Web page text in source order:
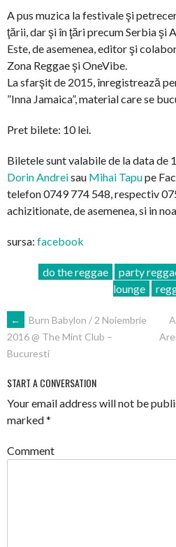
A pus muzica la festivale şi
ţării, dar şi în ţări precum Serbia şi
Este, de asemenea, editor şi
Zona Reggae şi OneVibe.
La sfarşit de 2015, înregistrează
”Inna Jamaica”, material care se
Pret bilete: 10 lei.
Biletele sunt valabile de la data de
Dorin Andreisau Mihai Tapupe
telefon 0749 774 548, respectiv
achizitionate, de asemenea, si in
sursa: facebook
do the reggae party
lounge
POST
NAVIGATION
←
Burn Babylon / 2 Noiembrie
2016 @ The Mint Club –
Bucuresti
START A CONVERSATION
Your email address will not be
marked*
Comment